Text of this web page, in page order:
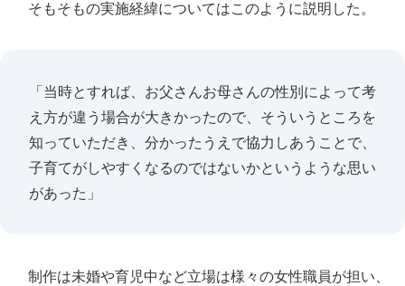
そもそもの実施経緯についてはこのように説明した。
「当時とすれば、お父さんお母さんの性別によって考
え方が違う場合が大きかったので、そういうところを
知っていただき、分かったうえで協力しあうことで、
子育てがしやすくなるのではないかというような思い
があった」
制作は未婚や育児中など立場は様々の女性職員が担い、